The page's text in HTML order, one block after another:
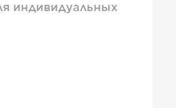
индивидуальных